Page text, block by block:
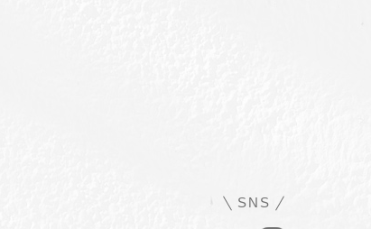
SNS